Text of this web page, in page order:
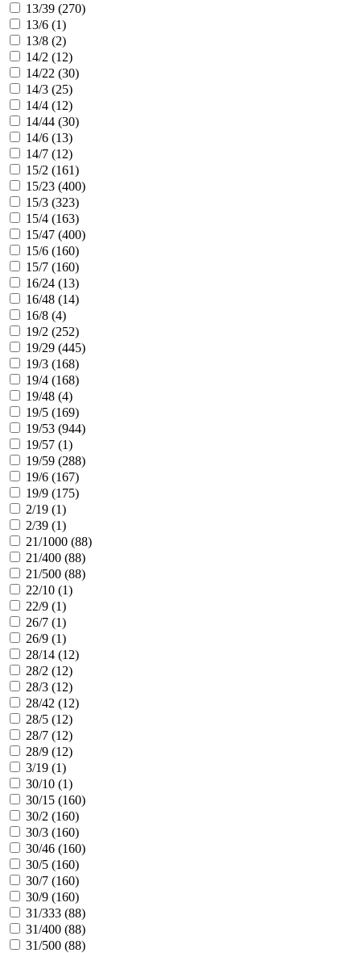
13/39 (270)
13/6 (1)
13/8 (2)
14/2 (12)
14/22 (30)
14/3 (25)
14/4 (12)
14/44 (30)
14/6 (13)
14/7 (12)
15/2 (161)
15/23 (400)
15/3 (323)
15/4 (163)
15/47 (400)
15/6 (160)
15/7 (160)
16/24 (13)
16/48 (14)
16/8 (4)
19/2 (252)
19/29 (445)
19/3 (168)
19/4 (168)
19/48 (4)
19/5 (169)
19/53 (944)
19/57 (1)
19/59 (288)
19/6 (167)
19/9 (175)
2/19 (1)
2/39 (1)
21/1000 (88)
21/400 (88)
21/500 (88)
22/10 (1)
22/9 (1)
26/7 (1)
26/9 (1)
28/14 (12)
28/2 (12)
28/3 (12)
28/42 (12)
28/5 (12)
28/7 (12)
28/9 (12)
3/19 (1)
30/10 (1)
30/15 (160)
30/2 (160)
30/3 (160)
30/46 (160)
30/5 (160)
30/7 (160)
30/9 (160)
31/333 (88)
31/400 (88)
31/500 (88)